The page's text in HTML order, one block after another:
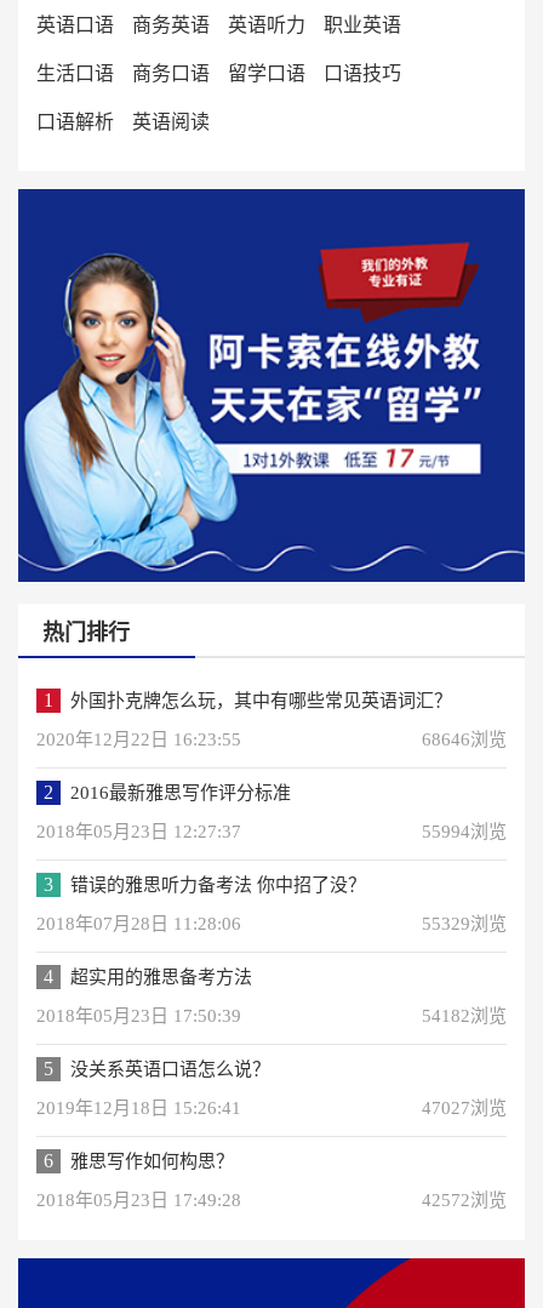
英语口语 商务英语 英语听力 职业英语
生活口语 商务口语 留学口语 口语技巧
口语解析 英语阅读
热门排行
1
外国扑克牌怎么玩，其中有哪些常见英语词汇？
2020年12月22日 16:23:55
68646浏览
2
2016最新雅思写作评分标准
2018年05月23日 12:27:37
55994浏览
3
错误的雅思听力备考法 你中招了没？
2018年07月28日 11:28:06
55329浏览
4
超实用的雅思备考方法
2018年05月23日 17:50:39
54182浏览
5
没关系英语口语怎么说？
2019年12月18日 15:26:41
47027浏览
6
雅思写作如何构思？
2018年05月23日 17:49:28
42572浏览